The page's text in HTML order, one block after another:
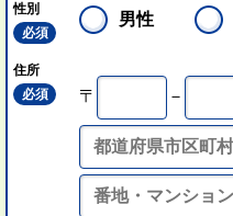
性別
必須
男性
住所
必須
〒 －